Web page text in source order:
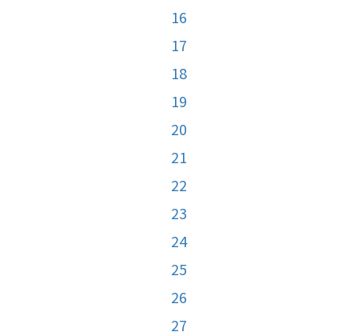
16
17
18
19
20
21
22
23
24
25
26
27